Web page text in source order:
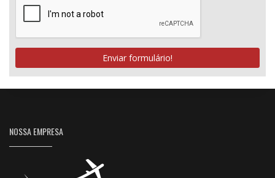
Enviar formulário!
NOSSA EMPRESA